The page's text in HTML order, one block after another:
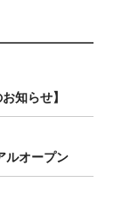
知らせ】
ルオープン